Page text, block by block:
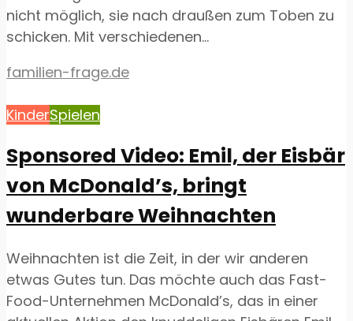
nicht möglich, sie nach draußen zum Toben zu
schicken. Mit verschiedenen...
familien-frage.de
KinderSpielen
Sponsored Video: Emil, der Eisbär
von McDonald’s, bringt
wunderbare Weihnachten
Weihnachten ist die Zeit, in der wir anderen
etwas Gutes tun. Das möchte auch das Fast-
Food-Unternehmen McDonald’s, das in einer